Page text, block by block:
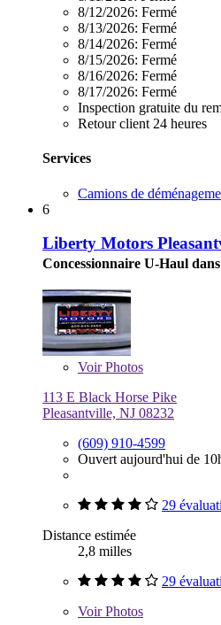
8/12/2026: Fermé
8/13/2026: Fermé
8/14/2026: Fermé
8/15/2026: Fermé
8/16/2026: Fermé
8/17/2026: Fermé
Inspection gratuite du
Retour client 24 heures
Services
Camions de
6
Liberty Motors
Concessionnaire U-Haul
VoirPhotos
113 E Black Horse Pike
Pleasantville, NJ 08232
(609) 910-4599
Ouvert aujourd'hui de
29
Distance estimée
2,8 milles
29
VoirPhotos